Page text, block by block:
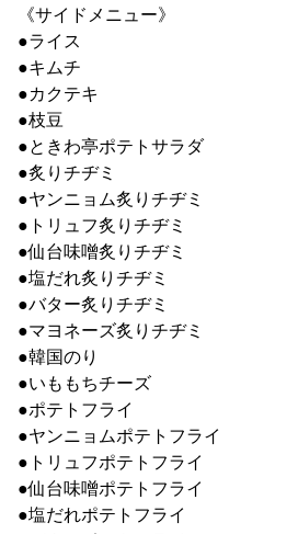
《サイドメニュー》
●ライス
●キムチ
●カクテキ
●枝豆
●ときわ亭ポテトサラダ
●炙りチヂミ
●ヤンニョム炙りチヂミ
●トリュフ炙りチヂミ
●仙台味噌炙りチヂミ
●塩だれ炙りチヂミ
●バター炙りチヂミ
●マヨネーズ炙りチヂミ
●韓国のり
●いももちチーズ
●ポテトフライ
●ヤンニョムポテトフライ
●トリュフポテトフライ
●仙台味噌ポテトフライ
●塩だれポテトフライ